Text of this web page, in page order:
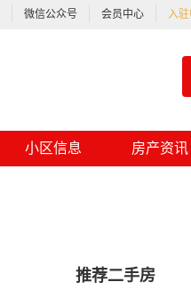
微信公众号 会员中心 入
小区信息 房产资讯
推荐二手房